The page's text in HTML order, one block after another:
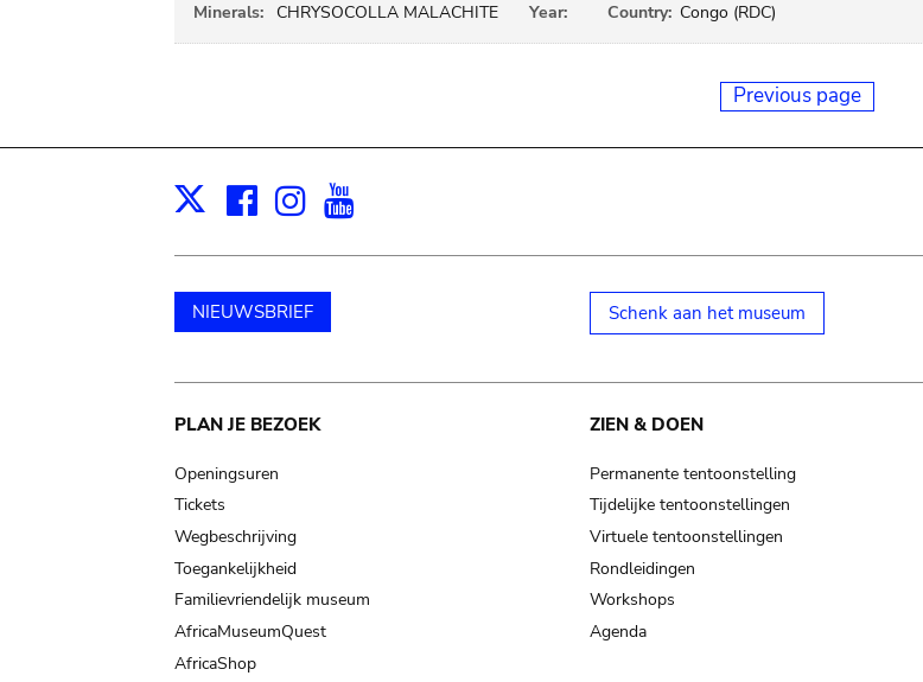
Minerals: CHRYSOCOLLA MALACHITE Year: Country: Congo (RDC)
Previous page
X Facebook
Instagram
NIEUWSBRIEF Schenk aan het museum
Main
navigation
PLAN JE BEZOEK
Openingsuren
Tickets
Wegbeschrijving
Toegankelijkheid
Familievriendelijk museum
AfricaMuseumQuest
AfricaShop
ZIEN & DOEN
Permanente tentoonstelling
Tijdelijke tentoonstellingen
Virtuele tentoonstellingen
Rondleidingen
Workshops
Agenda